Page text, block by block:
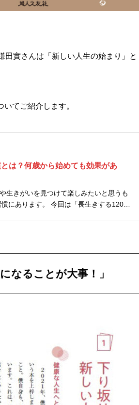
田實さんは「新しい人生の始まり」と
いてご紹介します。
は？何歳から始めても効果があ
生きがいを見つけて楽しみたいと思うも
なることが大事！」